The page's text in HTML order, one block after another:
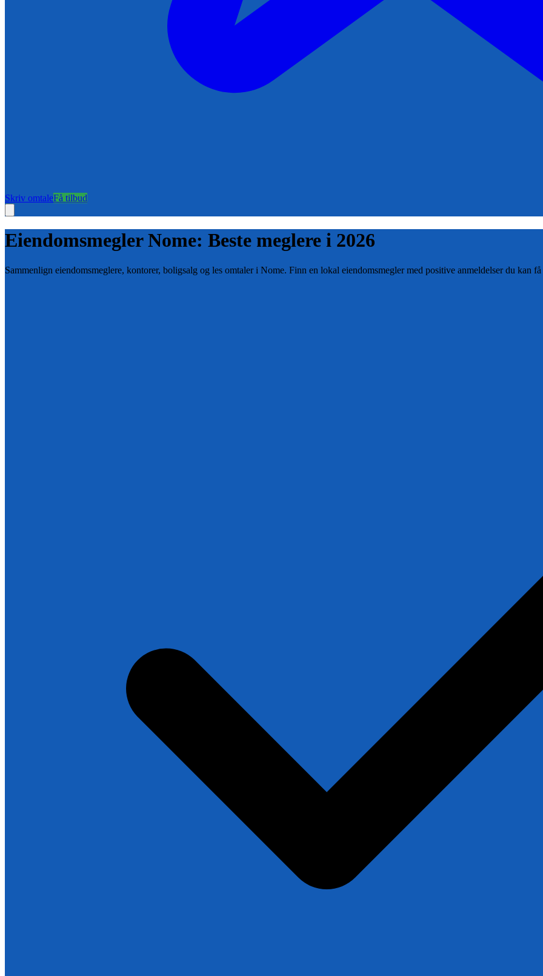
Skriv omtaleFå tilbud
EiendomsmeglerNome: Beste meglere i 2026
Sammenlign eiendomsmeglere, kontorer, boligsalg og les omtaler i Nome. Finn en lokal eiendomsmegler med positive anmeldelser du kan